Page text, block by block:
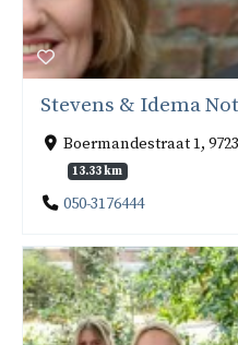
Stevens & Idema
Boermandestraat 1,
13.33 km
050-3176444